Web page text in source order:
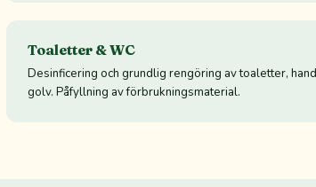
Toaletter & WC
Desinficering och grundlig rengöring av toaletter,
golv. Påfyllning av förbrukningsmaterial.